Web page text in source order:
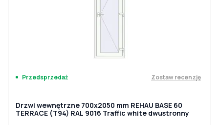
Przedsprzedaż Zostaw recenzję
Drzwi wewnętrzne 700x2050 mm REHAU BASE 60
TERRACE (Т94) RAL 9016 Traffic white dwustronny